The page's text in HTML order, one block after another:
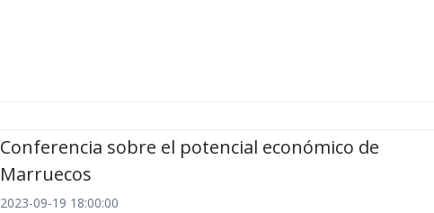
Conferencia sobre el potencial económico de
Marruecos
2023-09-19 18:00:00